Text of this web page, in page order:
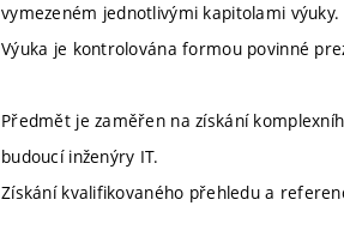
vymezeném jednotlivými kapitolami výuky.
Výuka je kontrolována formou povinné
Předmět je zaměřen na získání
budoucí inženýry IT.
Získání kvalifikovaného přehledu a